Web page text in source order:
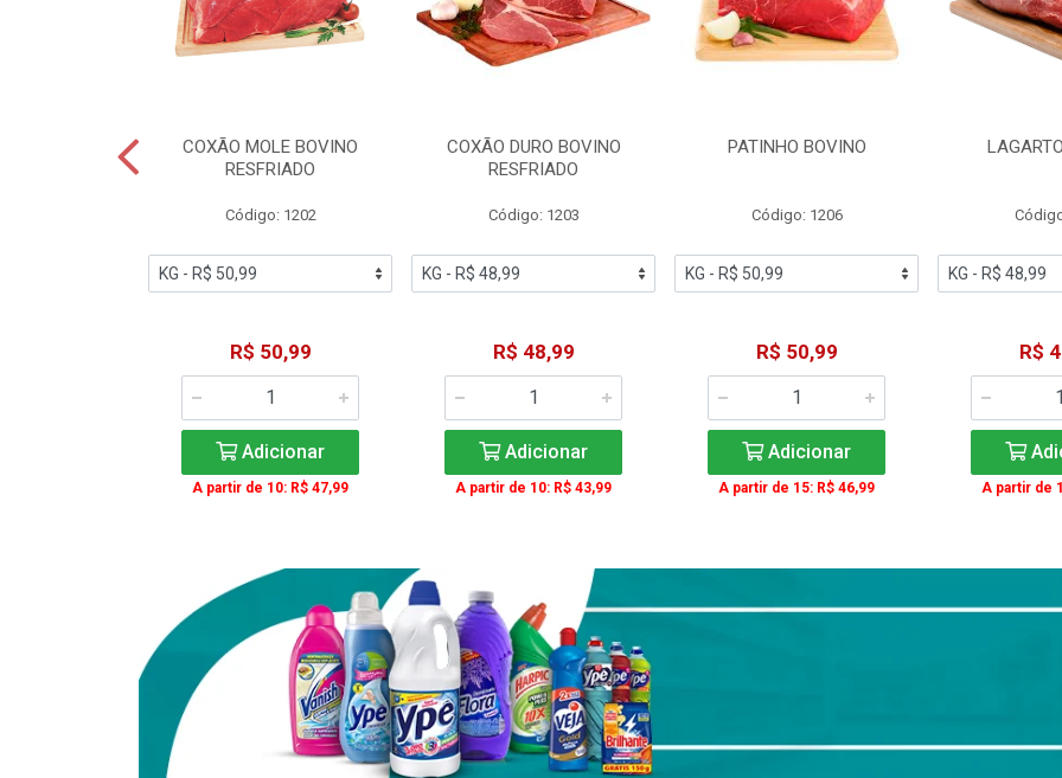
COXÃO MOLE BOVINO
RESFRIADO
Código: 1202
R$ 50,99
Adicionar
A partir de 10: R$ 47,99
COXÃO DURO BOVINO
RESFRIADO
Código: 1203
R$ 48,99
Adicionar
A partir de 10: R$ 43,99
PATINHO BOVINO
Código: 1206
R$ 50,99
Adicionar
A partir de 15: R$ 46,99
R$
A partir de